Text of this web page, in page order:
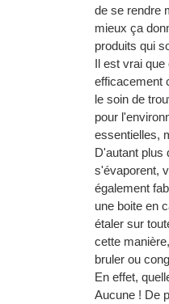
de se rendre
mieux ça
produits qui
Il est vrai
efficacement
le soin de
pour
essentielles,
D'autant plus
s'évaporent,
également
une boite en
étaler sur
cette
bruler ou
En effet,
Aucune ! De